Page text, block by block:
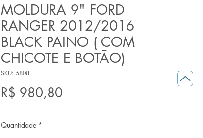
MOLDURA 9" FORD
RANGER 2012/2016
BLACK PAINO ( COM
CHICOTE E BOTÃO)
SKU: 5808
R$ 980,80
Quantidade *